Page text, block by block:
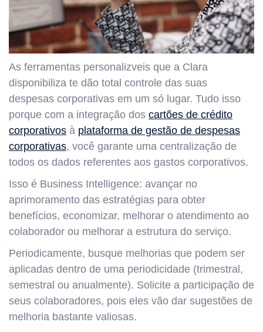
As ferramentas personalizveis que a Clara
disponibiliza te dão total controle das suas
despesas corporativas em um só lugar. Tudo isso
porque com a integração dos cartões de crédito
corporativos à plataforma de gestão de despesas
corporativas, você garante uma centralização de
todos os dados referentes aos gastos corporativos.
Isso é Business Intelligence: avançar no
aprimoramento das estratégias para obter
benefícios, economizar, melhorar o atendimento ao
colaborador ou melhorar a estrutura do serviço.
Periodicamente, busque melhorias que podem ser
aplicadas dentro de uma periodicidade (trimestral,
semestral ou anualmente). Solicite a participação de
seus colaboradores, pois eles vão dar sugestões de
melhoria bastante valiosas.